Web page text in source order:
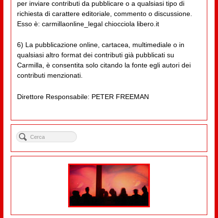
per inviare contributi da pubblicare o a qualsiasi tipo di
richiesta di carattere editoriale, commento o discussione.
Esso è: carmillaonline_legal chiocciola libero.it
6) La pubblicazione online, cartacea, multimediale o in
qualsiasi altro format dei contributi già pubblicati su
Carmilla, è consentita solo citando la fonte egli autori dei
contributi menzionati.
Direttore Responsabile: PETER FREEMAN